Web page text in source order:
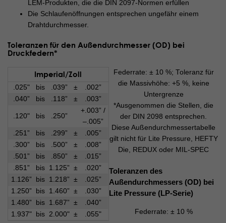
LEM-Produkten, die die DIN 2097-Normen erfüllen
Die Schlaufenöffnungen entsprechen ungefähr einem
Drahtdurchmesser.
Toleranzen für den Außendurchmesser (OD) bei
Druckfedern*
Imperial/Zoll
.025" bis .039” ±
.002”
.040”
bis .118” ± .003”
.120" bis .250”
+.003” /
–.005”
.251”
bis .299” ±
.005”
.300”
bis .500” ±
.008”
.501”
bis .850” ±
.015”
.851”
bis 1.125” ±
.020”
1.126”
bis 1.218” ±
.025”
1.250”
bis 1.460” ±
.030”
1.480”
bis 1.687” ±
.040”
1.937"
bis 2.000" ± .055"
Federrate: ± 10 %; Toleranz für
die Massivhöhe: +5 %, keine
Untergrenze
*Ausgenommen die Stellen, die
der DIN 2098 entsprechen.
Diese Außendurchmessertabelle
gilt nicht für Lite Pressure, HEFTY
Die, REDUX oder MIL-SPEC
Toleranzen des
Außendurchmessers (OD) bei
Lite Pressure (LP-Serie)
Federrate: ± 10 %